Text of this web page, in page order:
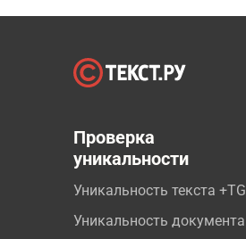
Проверка
уникальности
Уникальность текста +TG
Уникальность документа